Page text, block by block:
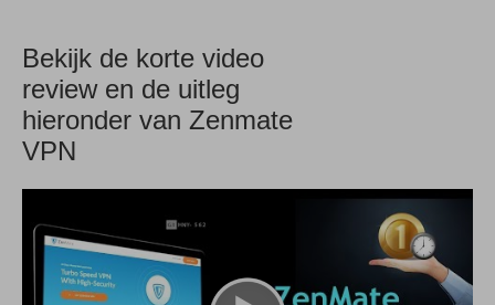
Bekijk de korte video
review en de uitleg
hieronder van Zenmate
VPN